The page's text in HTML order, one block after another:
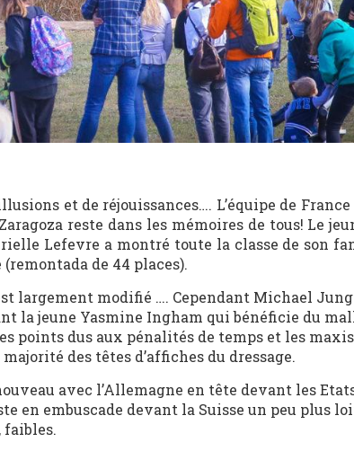
et de réjouissances…. L’équipe de
reste dans les mémoires de tous! Le
Lefevre a montré toute la classe de son
de 44 places).
largement modifié …. Cependant Michael
la jeune Yasmine Ingham qui bénéficie du
points dus aux pénalités de temps et les
des têtes d’affiches du dressage.
avec l’Allemagne en tête devant les
en embuscade devant la Suisse un peu plus
faibles.